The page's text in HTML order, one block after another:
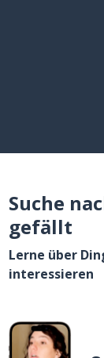
Suche
gefällt
Lerne über
interessieren